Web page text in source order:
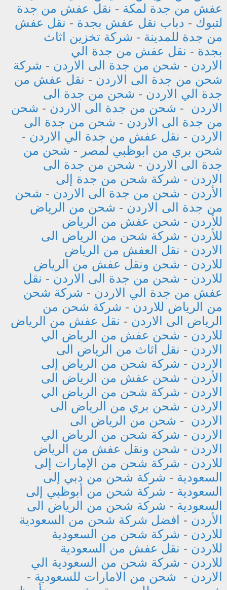
عفش من جدة لمكة - نقل عفش من جدة
لتبوك - دباب نقل عفش بجدة - نقل عفش
من جدة للمدينة - شركة تخزين اثاث
بجدة - نقل عفش من جدة الي
الاردن - شحن من جدة الى الاردن - شركة
شحن من جدة الى الاردن - نقل عفش من
جدة الي الاردن - شحن من جدة الى
الاردن - شحن من جدة الى الاردن - شحن
من جدة الى الاردن - شحن من جدة الى
الاردن - نقل عفش من جدة الي الاردن -
شحن بري من ابوظبي لمصر - شحن من
جدة الى الاردن - شحن من جدة الى
الاردن - شركة شحن من جدة إلى
الأردن - شحن من جدة الى الاردن - شحن
من جدة الى الاردن - شحن من الرياض
للأردن - شحن عفش من الرياض
للأردن - شركة شحن من الرياض الى
الاردن - نقل العفش من الرياض
للاردن - شحن ونقل عفش من الرياض
للاردن - شحن من جدة الى الاردن - نقل
عفش من جدة الي الاردن - شركة شحن
من الرياض للاردن - شركة شحن من
الرياض الى الاردن - نقل عفش من الرياض
للاردن - شحن عفش من الرياض الي
الاردن - نقل اثاث من الرياض الى
الاردن - شركة شحن من الرياض إلى
الأردن - شحن عفش من الرياض الى
الاردن - شركة شحن من الرياض الي
الاردن - شحن بري من الرياض الى
الاردن - شحن من الرياض الى
الاردن - شركة شحن من الرياض الي
الاردن - شحن ونقل عفش من الرياض
للاردن - شركة شحن من الإمارات إلى
السعودية - شركة شحن من دبي إلى
السعودية - شركة شحن من أبوظبي إلى
السعودية - شركة شحن من الرياض الى
الأردن - افضل شركة شحن من السعودية
للاردن - شركة شحن من السعودية
للاردن - نقل عفش من السعودية
للاردن - شركة شحن من السعودية الي
الاردن - شحن من الامارات للسعودية -